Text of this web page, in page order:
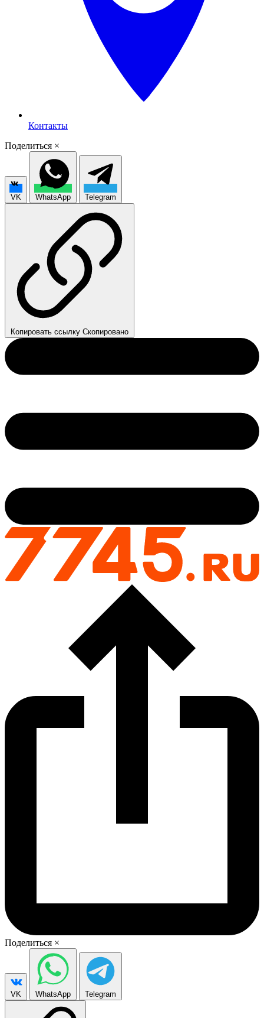
Контакты
Поделиться ×
VK WhatsApp Telegram
Копировать ссылку Скопировано
Поделиться ×
VK WhatsApp Telegram